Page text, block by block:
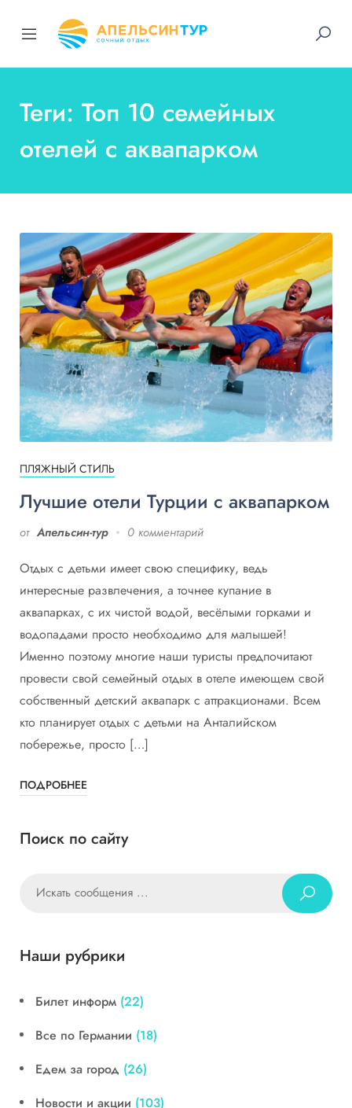
Теги: Топ 10 семейных
отелей с аквапарком
ПЛЯЖНЫЙ СТИЛЬ
Лучшие отели Турции с аквапарком
от Апельсин-тур 0 комментарий
Отдых с детьми имеет свою специфику, ведь
интересные развлечения, а точнее купание в
аквапарках, с их чистой водой, весёлыми горками и
водопадами просто необходимо для малышей!
Именно поэтому многие наши туристы предпочитают
провести свой семейный отдых в отеле имеющем свой
собственный детский аквапарк с аттракционами. Всем
кто планирует отдых с детьми на Анталийском
побережье, просто […]
ПОДРОБНЕЕ
Поиск по сайту
Наши рубрики
Билет информ (22)
Все по Германии (18)
Едем за город (26)
Новости и акции (103)